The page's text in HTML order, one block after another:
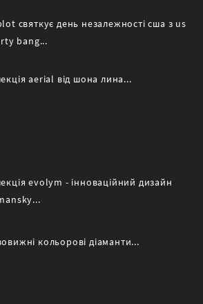
святкує день незалежності сша з us
bang...
aerial від шона лина...
evolym - інноваційний дизайн
кольорові діаманти...